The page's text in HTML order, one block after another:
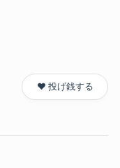
❤️ 投げ銭する